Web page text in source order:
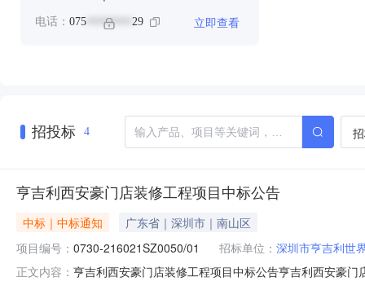
电话： 075 ******** 29 立即查看
招投标 4
亨吉利西安豪门店装修工程项目中标公告
中标｜中标通知
广东省｜深圳市｜南山区
项目编号： 0730-216021SZ0050/01 招标单位： 深圳市亨吉利世
正文内容： 亨吉利西安豪门店装修工程项目中标公告亨吉利西安豪